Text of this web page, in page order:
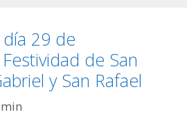
29 de
de San
y San Rafael